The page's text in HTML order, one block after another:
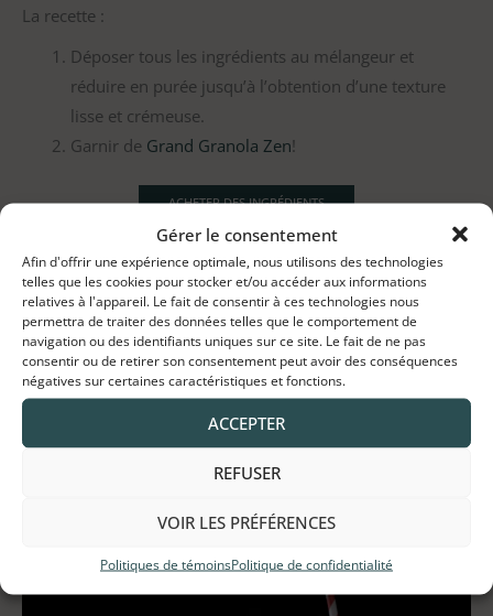
Gérer le consentement
Afin d'offrir une expérience optimale, nous utilisons des technologies
telles que les cookies pour stocker et/ou accéder aux informations
relatives à l'appareil. Le fait de consentir à ces technologies nous
permettra de traiter des données telles que le comportement de
navigation ou des identifiants uniques sur ce site. Le fait de ne pas
consentir ou de retirer son consentement peut avoir des conséquences
négatives sur certaines caractéristiques et fonctions.
ACCEPTER
REFUSER
VOIR LES PRÉFÉRENCES
Politiques de témoinsPolitique de confidentialité
La recette :
Déposer tous les ingrédients au mélangeur et
réduire en purée jusqu’à l’obtention d’une texture
lisse et crémeuse.
Garnir de Grand Granola Zen!
ACHETER DES INGRÉDIENTS
←Article précédent Article suivant→
À lire également